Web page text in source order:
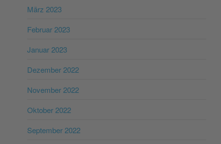
März 2023
Februar 2023
Januar 2023
Dezember 2022
November 2022
Oktober 2022
September 2022